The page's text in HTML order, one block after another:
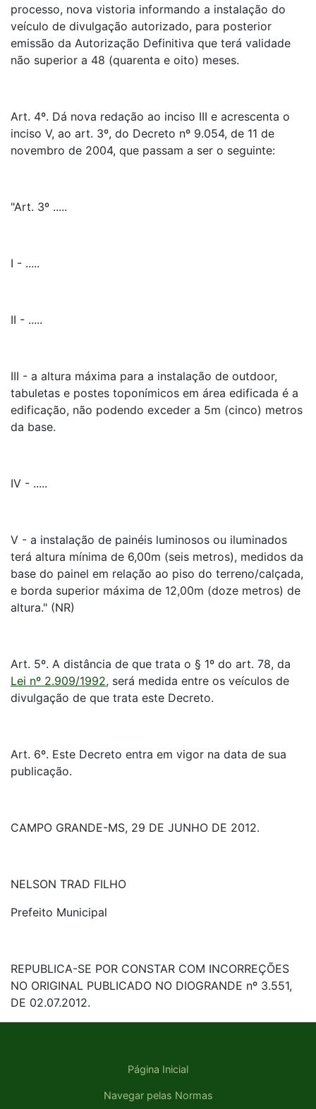
processo, nova vistoria informando a instalação do
veículo de divulgação autorizado, para posterior
emissão da Autorização Definitiva que terá validade
não superior a 48 (quarenta e oito) meses.
Art. 4º. Dá nova redação ao inciso III e acrescenta o
inciso V, ao art. 3º, do Decreto nº 9.054, de 11 de
novembro de 2004, que passam a ser o seguinte:
"Art. 3º .....
I - .....
II - .....
III - a altura máxima para a instalação de outdoor,
tabuletas e postes toponímicos em área edificada é a
edificação, não podendo exceder a 5m (cinco) metros
da base.
IV - .....
V - a instalação de painéis luminosos ou iluminados
terá altura mínima de 6,00m (seis metros), medidos da
base do painel em relação ao piso do terreno/calçada,
e borda superior máxima de 12,00m (doze metros) de
altura." (NR)
Art. 5º. A distância de que trata o § 1º do art. 78, da
Lei nº 2.909/1992, será medida entre os veículos de
divulgação de que trata este Decreto.
Art. 6º. Este Decreto entra em vigor na data de sua
publicação.
CAMPO GRANDE-MS, 29 DE JUNHO DE 2012.
NELSON TRAD FILHO
Prefeito Municipal
REPUBLICA-SE POR CONSTAR COM INCORREÇÕES
NO ORIGINAL PUBLICADO NO DIOGRANDE nº 3.551,
DE 02.07.2012.
Página Inicial
Navegar pelas Normas